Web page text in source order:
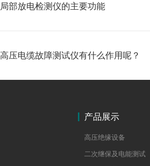
局部放电检测仪的主要功能
高压电缆故障测试仪有什么作用呢？
产品展示
高压绝缘设备
二次继保及电能测试